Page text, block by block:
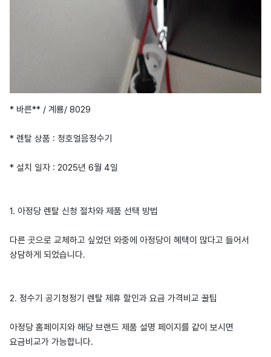
* 바른** / 계룡/ 8029
* 렌탈 상품 : 청호얼음정수기
* 설치 일자 : 2025년 6월 4일
1. 아정당 렌탈 신청 절차와 제품 선택 방법
다른 곳으로 교체하고 싶었던 와중에 아정당이 혜택이 많다고 들어서
상담하게 되었습니다.
2. 정수기 공기청정기 렌탈 제휴 할인과 요금 가격비교 꿀팁
아정당 홈페이지와 해당 브랜드 제품 설명 페이지를 같이 보시면
요금비교가 가능합니다.